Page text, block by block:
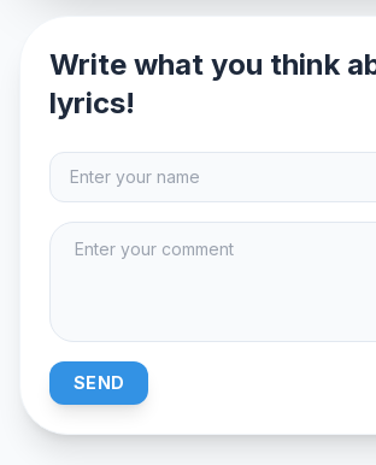
Write what you think
lyrics!
SEND